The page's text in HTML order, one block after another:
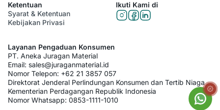
Ketentuan
Syarat & Ketentuan
Kebijakan Privasi
Ikuti Kami di
Layanan Pengaduan Konsumen
PT. Aneka Juragan Material
Email: sales@juraganmaterial.id
Nomor Telepon: +62 21 3857 057
Direktorat Jenderal Perlindungan Konsumen dan Tertib Niaga
Kementerian Perdagangan Republik Indonesia
Nomor Whatsapp: 0853-1111-1010